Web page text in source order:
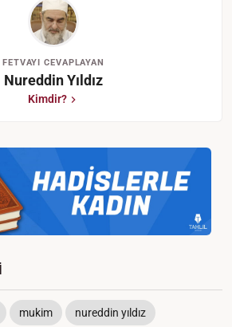
FETVAYI CEVAPLAYAN
Nureddin Yıldız
Kimdir?
mukim nureddin yıldız